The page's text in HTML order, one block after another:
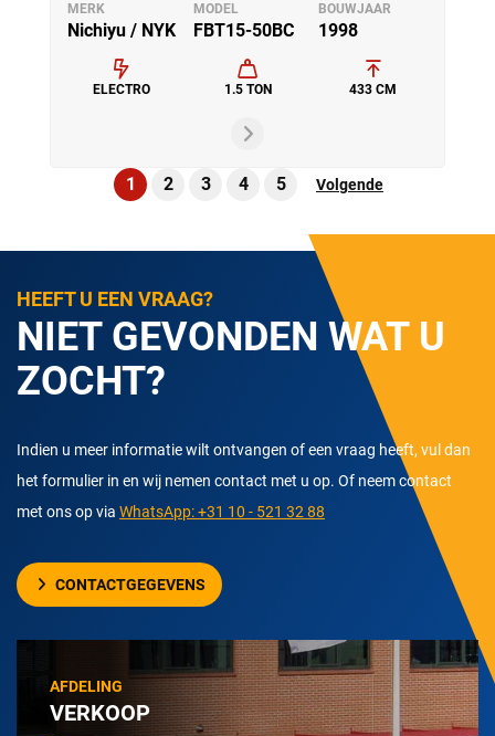
MERK
Nichiyu / NYK
MODEL
FBT15-50BC
BOUWJAAR
1998
ELECTRO 1.5 TON 433 CM
1 2 3 4 5 Volgende
HEEFT U EEN VRAAG?
NIET GEVONDEN WAT U
ZOCHT?
Indien u meer informatie wilt ontvangen of een vraag heeft, vul dan
het formulier in en wij nemen contact met u op. Of neem contact
met ons op via WhatsApp: +31 10 - 521 32 88
CONTACTGEGEVENS
AFDELING
VERKOOP